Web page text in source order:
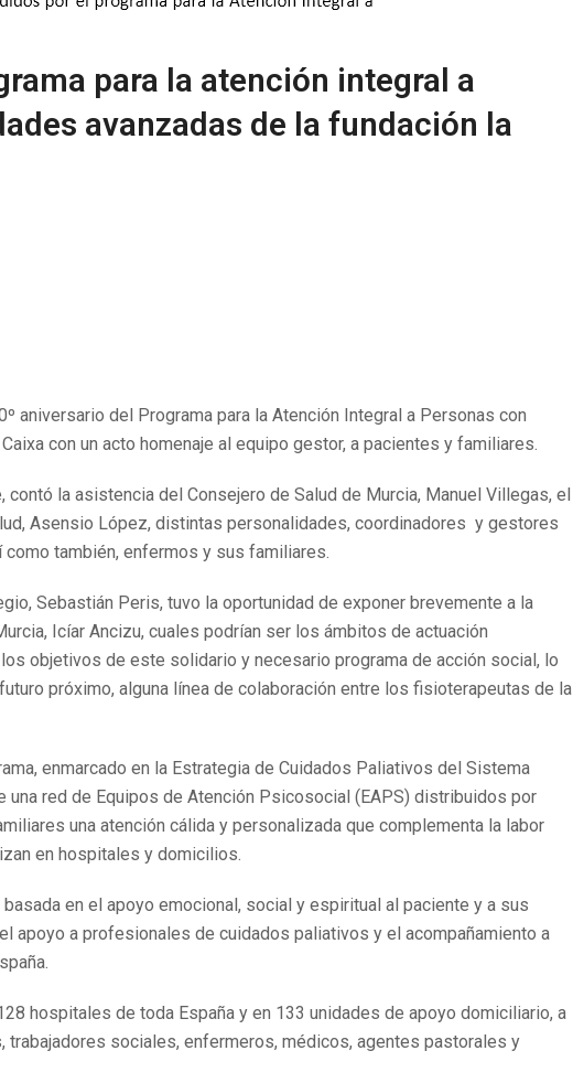
para la atención integral a
avanzadas de la fundación la
aniversario del Programa para la Atención Integral a Personas con
con un acto homenaje al equipo gestor, a pacientes y familiares.
la asistencia del Consejero de Salud de Murcia, Manuel Villegas, el
Asensio López, distintas personalidades, coordinadores y gestores
como también, enfermos y sus familiares.
Sebastián Peris, tuvo la oportunidad de exponer brevemente a la
Icíar Ancizu, cuales podrían ser los ámbitos de actuación
objetivos de este solidario y necesario programa de acción social, lo
próximo, alguna línea de colaboración entre los fisioterapeutas de la
enmarcado en la Estrategia de Cuidados Paliativos del Sistema
una red de Equipos de Atención Psicosocial (EAPS) distribuidos por
una atención cálida y personalizada que complementa la labor
en hospitales y domicilios.
en el apoyo emocional, social y espiritual al paciente y a sus
apoyo a profesionales de cuidados paliativos y el acompañamiento a
hospitales de toda España y en 133 unidades de apoyo domiciliario, a
sociales, enfermeros, médicos, agentes pastorales y